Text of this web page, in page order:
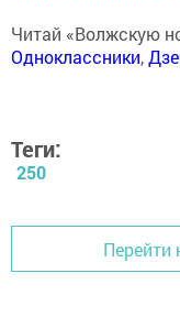
Читай «Волжскую
Одноклассники,
Теги:
250
Перейти